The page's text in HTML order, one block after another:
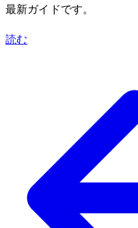
最新ガイドです。
読む